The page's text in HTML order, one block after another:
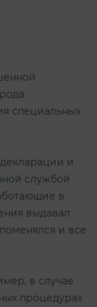
специальных
и
службой
в
выдавал
и все
в случае
процедурах